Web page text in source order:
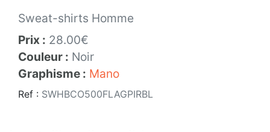
Sweat-shirts Homme
Prix : 28.00€
Couleur : Noir
Graphisme : Mano
Ref : SWHBCO500FLAGPIRBL